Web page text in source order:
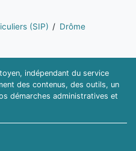
(SIP)
Drôme
indépendant du service
des contenus, des outils, un
démarches administratives et